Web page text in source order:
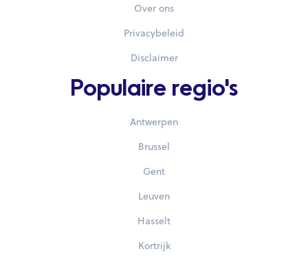
Over ons
Privacybeleid
Disclaimer
Populaire regio's
Antwerpen
Brussel
Gent
Leuven
Hasselt
Kortrijk